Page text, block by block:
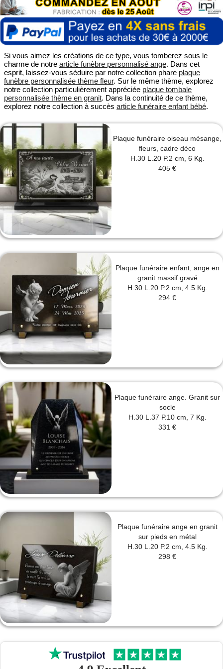
Si vous aimez les créations de ce type, vous tomberez sous le
charme de notre article funèbre personnalisé ange. Dans cet
esprit, laissez-vous séduire par notre collection phare plaque
funèbre personnalisée thème fleur. Sur le même thème, explorez
notre collection particulièrement appréciée plaque tombale
personnalisée thème en granit. Dans la continuité de ce thème,
explorez notre collection à succès article funéraire enfant bébé.
Plaque funéraire oiseau mésange,
fleurs, cadre déco
H.30 L.20 P.2 cm, 6 Kg.
405 €
Plaque funéraire enfant, ange en
granit massif gravé
H.30 L.20 P.2 cm, 4.5 Kg.
294 €
Plaque funéraire ange. Granit sur
socle
H.30 L.37 P.10 cm, 7 Kg.
331 €
Plaque funéraire ange en granit
sur pieds en métal
H.30 L.20 P.2 cm, 4.5 Kg.
298 €